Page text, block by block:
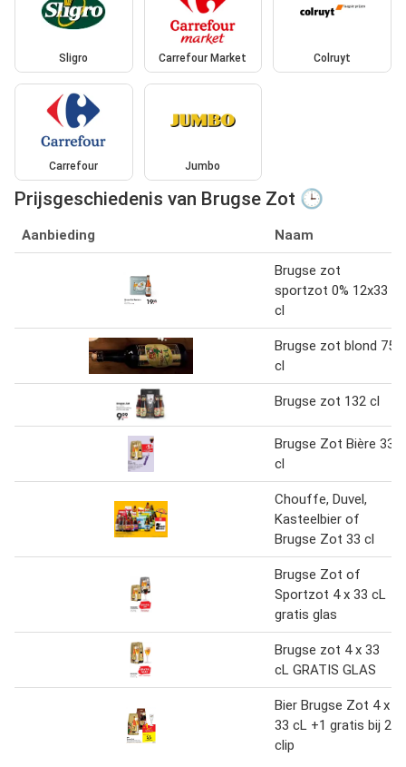
Sligro Carrefour Market Colruyt
Carrefour Jumbo
Prijsgeschiedenis van Brugse Zot 🕒
Aanbieding Naam
Brugse zot
sportzot 0% 12x33
cl
Brugse zot blond 75
cl
Brugse zot 132 cl
Brugse Zot Bière 33
cl
Chouffe, Duvel,
Kasteelbier of
Brugse Zot 33 cl
Brugse Zot of
Sportzot 4 x 33 cL
gratis glas
Brugse zot 4 x 33
cL GRATIS GLAS
Bier Brugse Zot 4 x
33 cL +1 gratis bij 2
clip